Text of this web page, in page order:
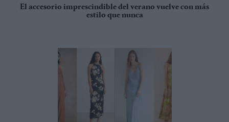
El accesorio imprescindible del verano vuelve con más
estilo que nunca